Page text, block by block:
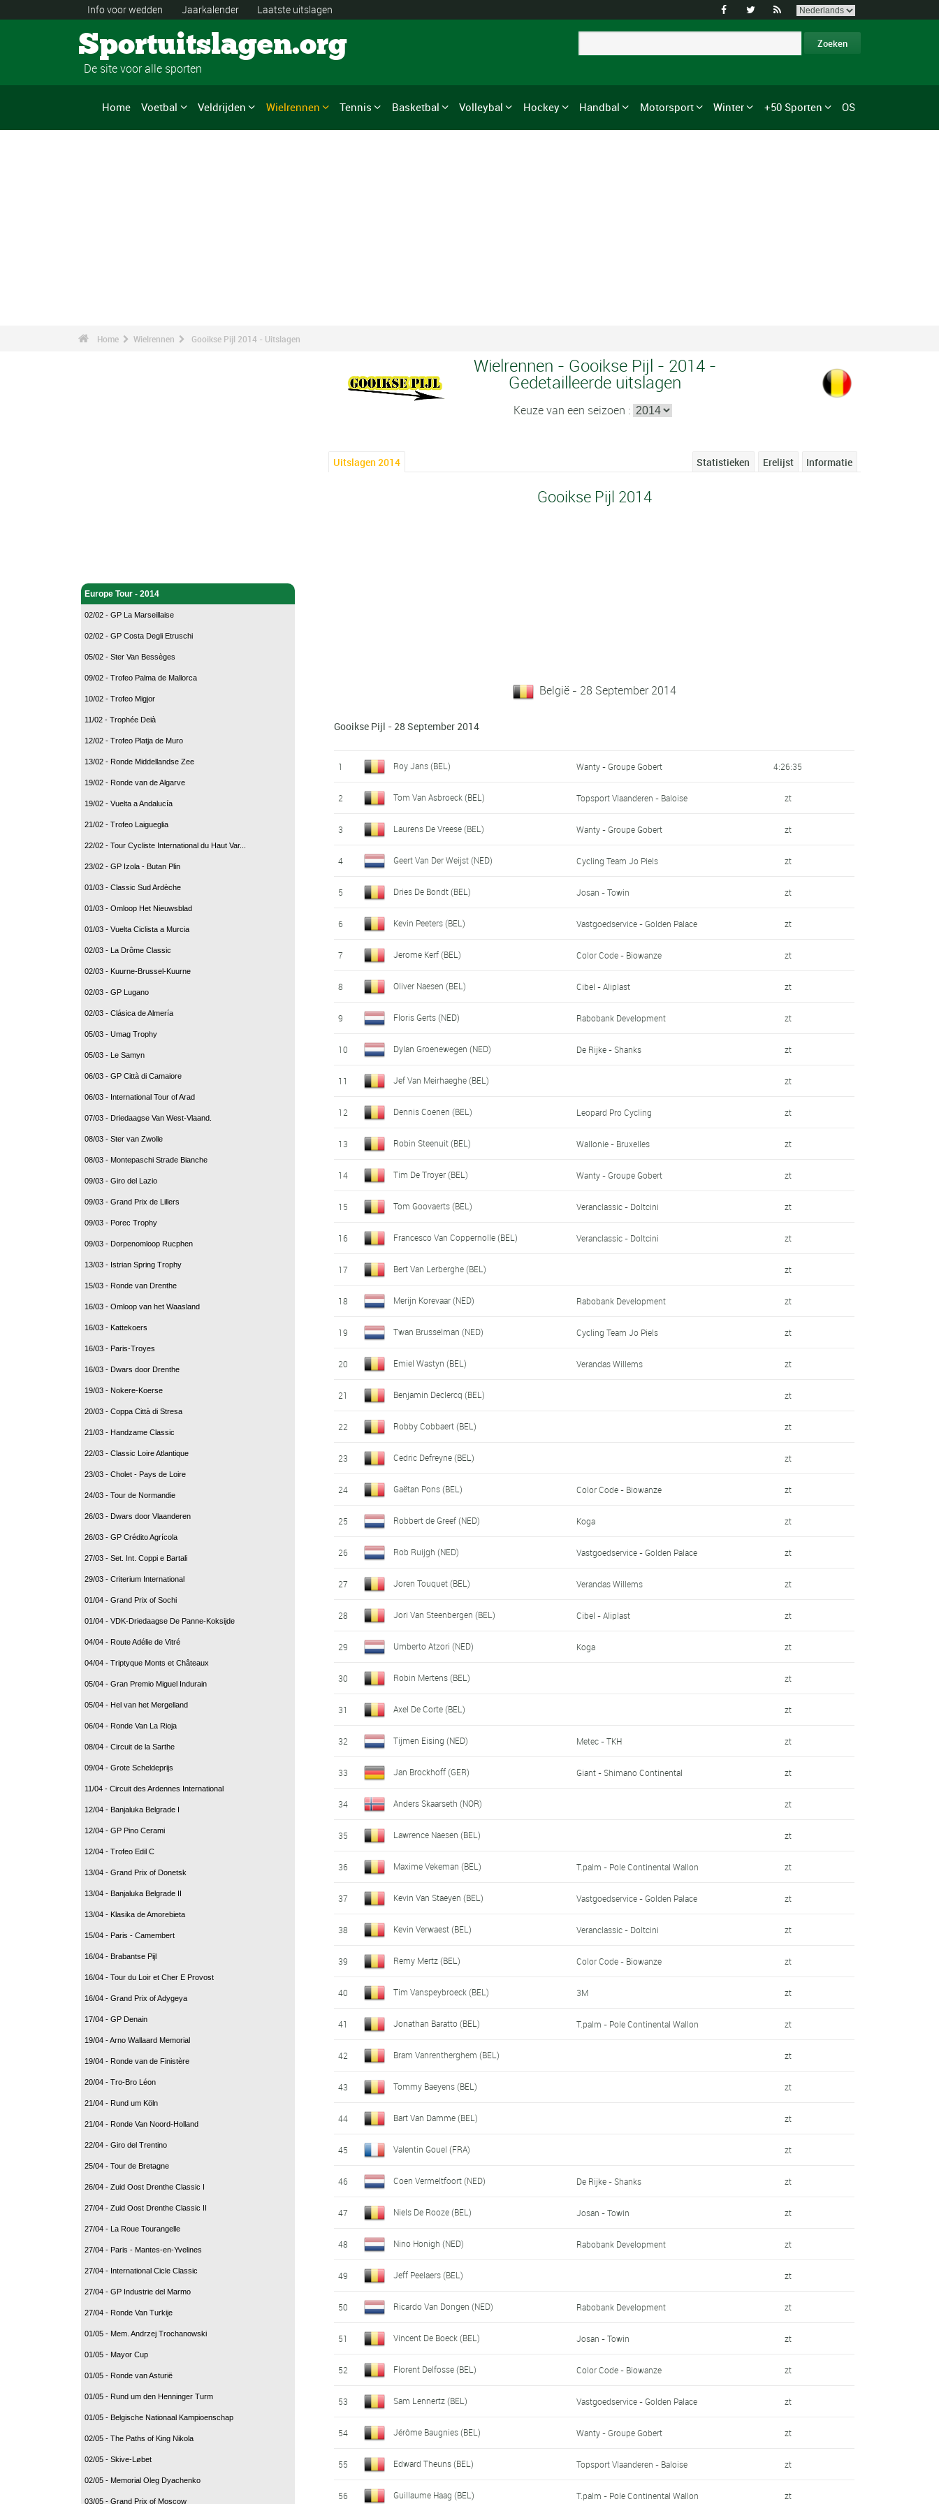
Info voor wedden Jaarkalender Laatste uitslagen   
Sportuitslagen.org
De site voor alle sporten
Home Voetbal Veldrijden Wielrennen Tennis Basketbal Volleybal Hockey Handbal Motorsport Winter +50 Sporten OS
Home Wielrennen Gooikse Pijl 2014 - Uitslagen
Europe Tour - 2014
02/02 - GP La Marseillaise
02/02 - GP Costa Degli Etruschi
05/02 - Ster Van Bessèges
09/02 - Trofeo Palma de Mallorca
10/02 - Trofeo Migjor
11/02 - Trophée Deià
12/02 - Trofeo Platja de Muro
13/02 - Ronde Middellandse Zee
19/02 - Ronde van de Algarve
19/02 - Vuelta a Andalucía
21/02 - Trofeo Laigueglia
22/02 - Tour Cycliste International du Haut Var...
23/02 - GP Izola - Butan Plin
01/03 - Classic Sud Ardèche
01/03 - Omloop Het Nieuwsblad
01/03 - Vuelta Ciclista a Murcia
02/03 - La Drôme Classic
02/03 - Kuurne-Brussel-Kuurne
02/03 - GP Lugano
02/03 - Clásica de Almería
05/03 - Umag Trophy
05/03 - Le Samyn
06/03 - GP Città di Camaiore
06/03 - International Tour of Arad
07/03 - Driedaagse Van West-Vlaand.
08/03 - Ster van Zwolle
08/03 - Montepaschi Strade Bianche
09/03 - Giro del Lazio
09/03 - Grand Prix de Lillers
09/03 - Porec Trophy
09/03 - Dorpenomloop Rucphen
13/03 - Istrian Spring Trophy
15/03 - Ronde van Drenthe
16/03 - Omloop van het Waasland
16/03 - Kattekoers
16/03 - Paris-Troyes
16/03 - Dwars door Drenthe
19/03 - Nokere-Koerse
20/03 - Coppa Città di Stresa
21/03 - Handzame Classic
22/03 - Classic Loire Atlantique
23/03 - Cholet - Pays de Loire
24/03 - Tour de Normandie
26/03 - Dwars door Vlaanderen
26/03 - GP Crédito Agrícola
27/03 - Set. Int. Coppi e Bartali
29/03 - Criterium International
01/04 - Grand Prix of Sochi
01/04 - VDK-Driedaagse De Panne-Koksijde
04/04 - Route Adélie de Vitré
04/04 - Triptyque Monts et Châteaux
05/04 - Gran Premio Miguel Indurain
05/04 - Hel van het Mergelland
06/04 - Ronde Van La Rioja
08/04 - Circuit de la Sarthe
09/04 - Grote Scheldeprijs
11/04 - Circuit des Ardennes International
12/04 - Banjaluka Belgrade I
12/04 - GP Pino Cerami
12/04 - Trofeo Edil C
13/04 - Grand Prix of Donetsk
13/04 - Banjaluka Belgrade II
13/04 - Klasika de Amorebieta
15/04 - Paris - Camembert
16/04 - Brabantse Pijl
16/04 - Tour du Loir et Cher E Provost
16/04 - Grand Prix of Adygeya
17/04 - GP Denain
19/04 - Arno Wallaard Memorial
19/04 - Ronde van de Finistère
20/04 - Tro-Bro Léon
21/04 - Rund um Köln
21/04 - Ronde Van Noord-Holland
22/04 - Giro del Trentino
25/04 - Tour de Bretagne
26/04 - Zuid Oost Drenthe Classic I
27/04 - Zuid Oost Drenthe Classic II
27/04 - La Roue Tourangelle
27/04 - Paris - Mantes-en-Yvelines
27/04 - International Cicle Classic
27/04 - GP Industrie del Marmo
27/04 - Ronde Van Turkije
01/05 - Mem. Andrzej Trochanowski
01/05 - Mayor Cup
01/05 - Ronde van Asturië
01/05 - Rund um den Henninger Turm
01/05 - Belgische Nationaal Kampioenschap
02/05 - The Paths of King Nikola
02/05 - Skive-Løbet
02/05 - Memorial Oleg Dyachenko
03/05 - Grand Prix of Moscow
Wielrennen - Gooikse Pijl - 2014 -
Gedetailleerde uitslagen
Keuze van een seizoen :
Uitslagen 2014 Informatie
Erelijst
Statistieken
Gooikse Pijl 2014
België - 28 September 2014
Gooikse Pijl - 28 September 2014
1 Roy Jans (BEL) Wanty - Groupe Gobert 4:26:35
2 Tom Van Asbroeck (BEL) Topsport Vlaanderen - Baloise zt
3 Laurens De Vreese (BEL) Wanty - Groupe Gobert zt
4 Geert Van Der Weijst (NED) Cycling Team Jo Piels zt
5 Dries De Bondt (BEL) Josan - Towin zt
6 Kevin Peeters (BEL) Vastgoedservice - Golden Palace zt
7 Jerome Kerf (BEL) Color Code - Biowanze zt
8 Oliver Naesen (BEL) Cibel - Aliplast zt
9 Floris Gerts (NED) Rabobank Development zt
10 Dylan Groenewegen (NED) De Rijke - Shanks zt
11 Jef Van Meirhaeghe (BEL) zt
12 Dennis Coenen (BEL) Leopard Pro Cycling zt
13 Robin Steenuit (BEL) Wallonie - Bruxelles zt
14 Tim De Troyer (BEL) Wanty - Groupe Gobert zt
15 Tom Goovaerts (BEL) Veranclassic - Doltcini zt
16 Francesco Van Coppernolle (BEL) Veranclassic - Doltcini zt
17 Bert Van Lerberghe (BEL) zt
18 Merijn Korevaar (NED) Rabobank Development zt
19 Twan Brusselman (NED) Cycling Team Jo Piels zt
20 Emiel Wastyn (BEL) Verandas Willems zt
21 Benjamin Declercq (BEL) zt
22 Robby Cobbaert (BEL) zt
23 Cedric Defreyne (BEL) zt
24 Gaëtan Pons (BEL) Color Code - Biowanze zt
25 Robbert de Greef (NED) Koga zt
26 Rob Ruijgh (NED) Vastgoedservice - Golden Palace zt
27 Joren Touquet (BEL) Verandas Willems zt
28 Jori Van Steenbergen (BEL) Cibel - Aliplast zt
29 Umberto Atzori (NED) Koga zt
30 Robin Mertens (BEL) zt
31 Axel De Corte (BEL) zt
32 Tijmen Eising (NED) Metec - TKH zt
33 Jan Brockhoff (GER) Giant - Shimano Continental zt
34 Anders Skaarseth (NOR) zt
35 Lawrence Naesen (BEL) zt
36 Maxime Vekeman (BEL) T.palm - Pole Continental Wallon zt
37 Kevin Van Staeyen (BEL) Vastgoedservice - Golden Palace zt
38 Kevin Verwaest (BEL) Veranclassic - Doltcini zt
39 Remy Mertz (BEL) Color Code - Biowanze zt
40 Tim Vanspeybroeck (BEL) 3M zt
41 Jonathan Baratto (BEL) T.palm - Pole Continental Wallon zt
42 Bram Vanrentherghem (BEL) zt
43 Tommy Baeyens (BEL) zt
44 Bart Van Damme (BEL) zt
45 Valentin Gouel (FRA) zt
46 Coen Vermeltfoort (NED) De Rijke - Shanks zt
47 Niels De Rooze (BEL) Josan - Towin zt
48 Nino Honigh (NED) Rabobank Development zt
49 Jeff Peelaers (BEL) zt
50 Ricardo Van Dongen (NED) Rabobank Development zt
51 Vincent De Boeck (BEL) Josan - Towin zt
52 Florent Delfosse (BEL) Color Code - Biowanze zt
53 Sam Lennertz (BEL) Vastgoedservice - Golden Palace zt
54 Jérôme Baugnies (BEL) Wanty - Groupe Gobert zt
55 Edward Theuns (BEL) Topsport Vlaanderen - Baloise zt
56 Guillaume Haag (BEL) T.palm - Pole Continental Wallon zt